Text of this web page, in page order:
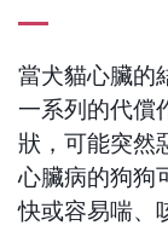
當犬貓心臟的
一系列的代償
狀，可能突然
心臟病的狗狗
快或容易喘、